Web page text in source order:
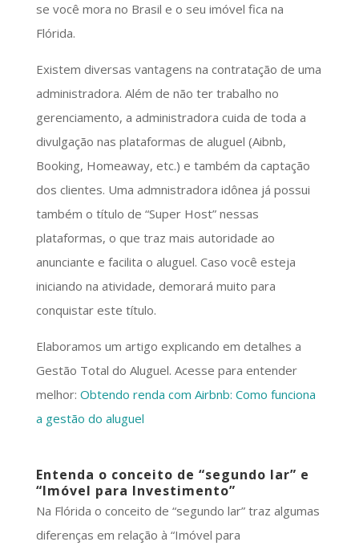
se você mora no Brasil e o seu imóvel fica na
Flórida.
Existem diversas vantagens na contratação de uma
administradora. Além de não ter trabalho no
gerenciamento, a administradora cuida de toda a
divulgação nas plataformas de aluguel (Aibnb,
Booking, Homeaway, etc.) e também da captação
dos clientes. Uma admnistradora idônea já possui
também o título de “Super Host” nessas
plataformas, o que traz mais autoridade ao
anunciante e facilita o aluguel. Caso você esteja
iniciando na atividade, demorará muito para
conquistar este título.
Elaboramos um artigo explicando em detalhes a
Gestão Total do Aluguel. Acesse para entender
melhor: Obtendo renda com Airbnb: Como funciona
a gestão do aluguel
Entenda o conceito de “segundo lar” e
“Imóvel para Investimento”
Na Flórida o conceito de “segundo lar” traz algumas
diferenças em relação à “Imóvel para